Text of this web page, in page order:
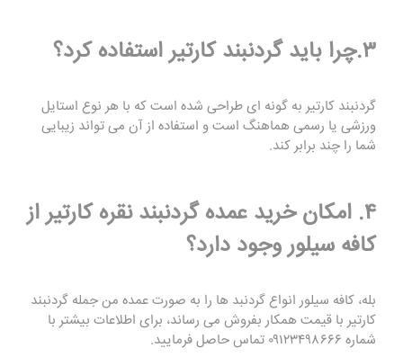
۳.چرا باید گردنبند کارتیر استفاده کرد؟
گردنبند کارتیر به گونه ای طراحی شده است که با هر نوع استایل
ورزشی یا رسمی هماهنگ است و استفاده از آن می تواند زیبایی
شما را چند برابر کند.
۴. امکان خرید عمده گردنبند نقره کارتیر از
کافه سیلور وجود دارد؟
بله، کافه سیلور انواع گردنبد ها را به صورت عمده من جمله گردنبند
کارتیر با قیمت همکار بفروش می رساند، برای اطلاعات بیشتر با
شماره ۰۹۱۲۳۴۹۸۶۶۶ تماس حاصل فرمایید.